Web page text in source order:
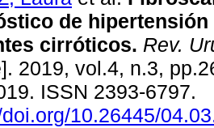
de hipertensión
cirróticos. Rev.
2019, vol.4, n.3,
ISSN 2393-6797.
10.26445/